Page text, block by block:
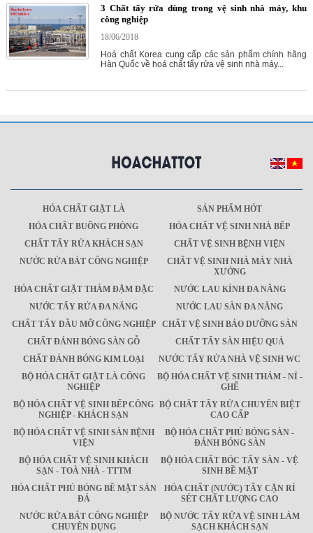
3 Chất tẩy rửa dùng trong vệ sinh nhà máy, khu
công nghiệp
18/06/2018
Hoá chất Korea cung cấp các sản phẩm chính hãng
Hàn Quốc về hoá chất tẩy rửa vệ sinh nhà máy...
HÓA CHẤT GIẶT LÀ
SẢN PHẨM HÓT
HÓA CHẤT BUỒNG PHÒNG
HÓA CHẤT VỆ SINH NHÀ BẾP
CHẤT TẨY RỬA KHÁCH SẠN
CHẤT VỆ SINH BỆNH VIỆN
NƯỚC RỬA BÁT CÔNG NGHIỆP
CHẤT VỆ SINH NHÀ MÁY NHÀ
XƯỞNG
HÓA CHẤT GIẶT THẢM ĐẬM ĐẶC
NƯỚC LAU KÍNH ĐA NĂNG
NƯỚC TẨY RỬA ĐA NĂNG
NƯỚC LAU SÀN ĐA NĂNG
CHẤT TẨY DẦU MỠ CÔNG NGHIỆP
CHẤT VỆ SINH BẢO DƯỠNG SÀN
CHẤT ĐÁNH BÓNG SÀN GỖ
CHẤT TẨY SÀN HIỆU QUẢ
CHẤT ĐÁNH BÓNG KIM LOẠI
NƯỚC TẨY RỬA NHÀ VỆ SINH WC
BỘ HÓA CHẤT GIẶT LÀ CÔNG
NGHIỆP
BỘ HÓA CHẤT VỆ SINH THẢM - NỈ -
GHẾ
BỘ HÓA CHẤT VỆ SINH BẾP CÔNG
NGHIỆP - KHÁCH SẠN
BỘ CHÂT TẨY RỬA CHUYÊN BIỆT
CAO CẤP
BỘ HÓA CHẤT VỆ SINH SÀN BỆNH
VIỆN
BỘ HÓA CHẤT PHỦ BÓNG SÀN -
ĐÁNH BÓNG SÀN
BỘ HÓA CHẤT VỆ SINH KHÁCH
SẠN - TOÀ NHÀ - TTTM
BỘ HÓA CHẤT BÓC TẨY SÀN - VỆ
SINH BỀ MẶT
HÓA CHẤT PHỦ BÓNG BỀ MẶT SÀN
ĐÁ
HÓA CHẤT (NƯỚC) TẨY CẶN RỈ
SÉT CHẤT LƯỢNG CAO
NƯỚC RỬA BÁT CÔNG NGHIỆP
CHUYÊN DỤNG
BỘ NƯỚC TẨY RỬA VỆ SINH LÀM
SẠCH KHÁCH SẠN